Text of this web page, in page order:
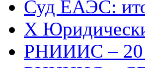
Суд ЕАЭС:
X
РНИИИС – 20